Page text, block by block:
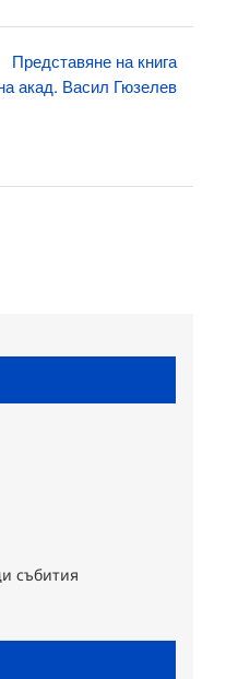
Представяне на книга
акад. Васил Гюзелев
събития